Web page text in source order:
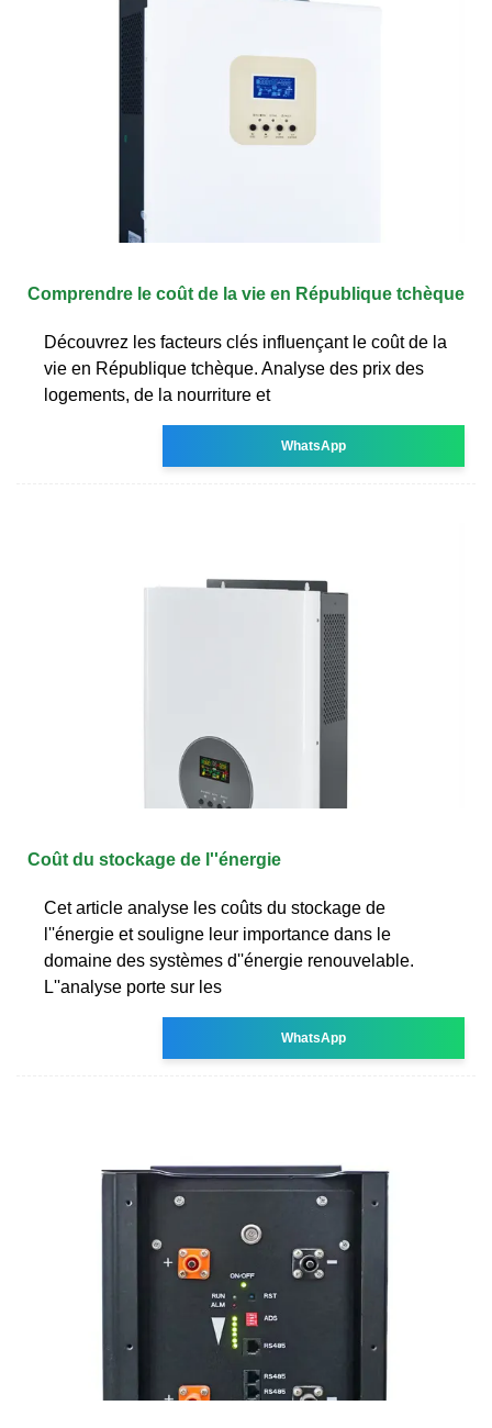
Comprendre le coût de la vie en République tchèque
Découvrez les facteurs clés influençant le coût de la
vie en République tchèque. Analyse des prix des
logements, de la nourriture et
WhatsApp
Coût du stockage de l''énergie
Cet article analyse les coûts du stockage de
l''énergie et souligne leur importance dans le
domaine des systèmes d''énergie renouvelable.
L''analyse porte sur les
WhatsApp